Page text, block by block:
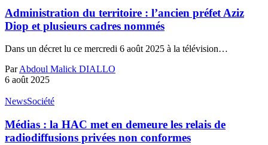
Administration du territoire : l’ancien préfet Aziz
Diop et plusieurs cadres nommés
Dans un décret lu ce mercredi 6 août 2025 à la télévision…
ParAbdoul Malick DIALLO
6 août 2025
NewsSociété
Médias : la HAC met en demeure les relais de
radiodiffusions privées non conformes